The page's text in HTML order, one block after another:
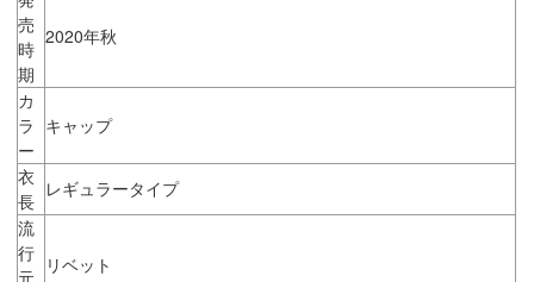
売
時
期
2020年秋
カ
ラ
ー
キャップ
衣
長
レギュラータイプ
流
行
元
リベット